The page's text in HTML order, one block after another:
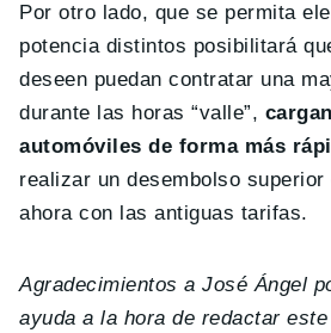
Por otro lado, que se permita
potencia distintos posibilitará
deseen puedan contratar una
durante las horas “valle”,
automóviles de forma más
realizar un desembolso
ahora con las antiguas tarifas.
Agradecimientos a José Ángel
ayuda a la hora de redactar